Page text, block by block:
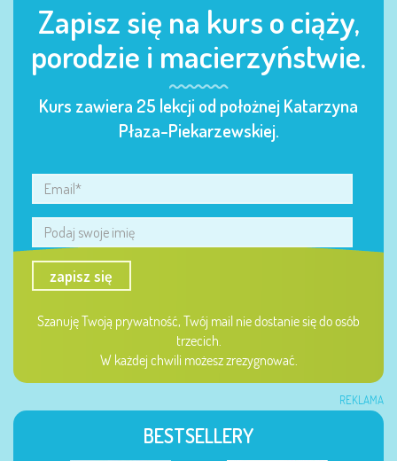
Zapisz się na kurs o ciąży,
porodzie i macierzyństwie.
Kurs zawiera 25 lekcji od położnej Katarzyna
Płaza-Piekarzewskiej.
zapisz się
Szanuję Twoją prywatność, Twój mail nie dostanie się do osób
trzecich.
W każdej chwili możesz zrezygnować.
REKLAMA
BESTSELLERY